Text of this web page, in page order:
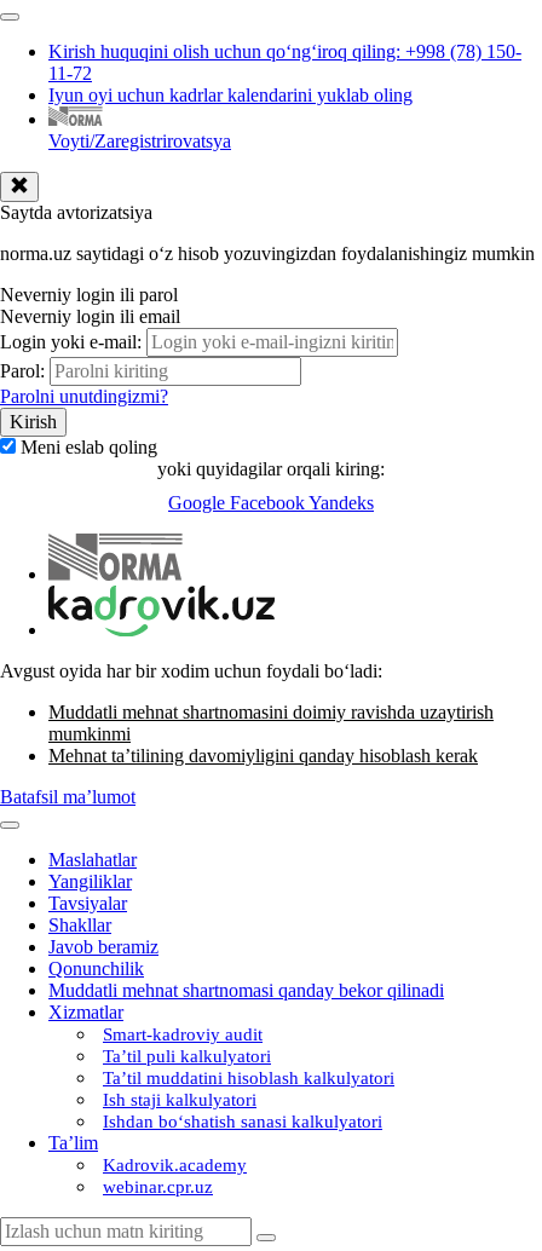
Kirish huquqini olish uchun qoʻngʻiroq qiling: +998 (78) 150-
11-72
Iyun oyi uchun kadrlar kalendarini yuklab oling
Voyti/Zaregistrirovatsya
Saytda avtorizatsiya
norma.uz saytidagi oʻz hisob yozuvingizdan foydalanishingiz mumkin
Neverniy login ili parol
Neverniy login ili email
Login yoki e-mail:
Parol:
Parolni unutdingizmi?
Meni eslab qoling
yoki quyidagilar orqali kiring:
Google FacebookYandeks
Avgust oyida har bir хodim uchun foydali boʻladi:
Muddatli mehnat shartnomasini doimiy ravishda uzaytirish
mumkinmi
Mehnat ta’tilining davomiyligini qanday hisoblash kerak
Batafsil ma’lumot
Maslahatlar
Yangiliklar
Tavsiyalar
Shakllar
Javob beramiz
Qonunchilik
Muddatli mehnat shartnomasi qanday bekor qilinadi
Xizmatlar
Smart-kadroviy audit
Ta’til puli kalkulyatori
Ta’til muddatini hisoblash kalkulyatori
Ish staji kalkulyatori
Ishdan boʻshatish sanasi kalkulyatori
Ta’lim
Kadrovik.academy
webinar.cpr.uz